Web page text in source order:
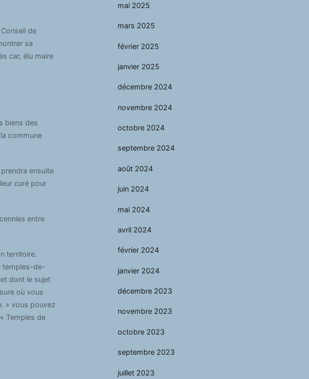
de
sa
car, élu maire
biens des
commune
ensuite
curé pour
entre
territoire.
temples-de-
dont le sujet
où vous
» vous pouvez
Temples de
mai 2025
mars 2025
février 2025
janvier 2025
décembre 2024
novembre 2024
octobre 2024
septembre 2024
août 2024
juin 2024
mai 2024
avril 2024
février 2024
janvier 2024
décembre 2023
novembre 2023
octobre 2023
septembre 2023
juillet 2023